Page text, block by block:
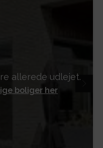
allerede udlejet.
boliger her